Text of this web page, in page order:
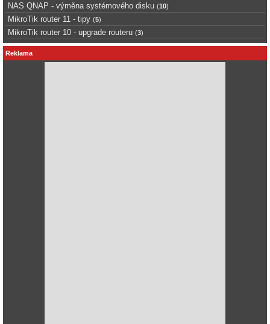
NAS QNAP - výměna systémového disku (10)
MikroTik router 11 - tipy (5)
MikroTik router 10 - upgrade routeru (3)
Reklama